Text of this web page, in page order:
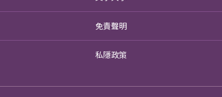
免責聲明
私隱政策